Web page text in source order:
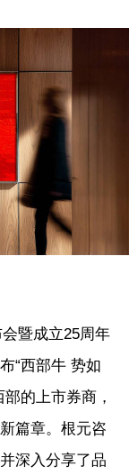
暨成立25周年
“西部牛 势如
的上市券商，
篇章。根元咨
深入分享了品